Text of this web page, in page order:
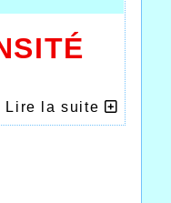
Lire la suite